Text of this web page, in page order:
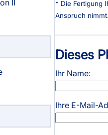
08:00 - 19:00 Uhr
- 13:30
II
* Die Fertigung
Anspruch nimmt.
Dieses
Ihr Name:
Ihre E-Mail-